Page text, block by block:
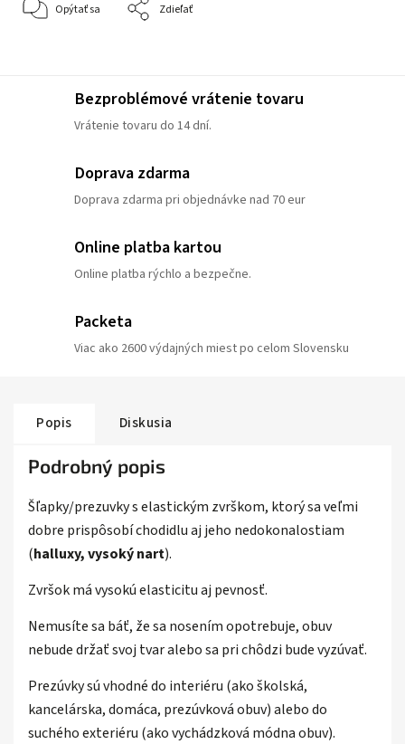
Opýtať sa Zdieľať
Bezproblémové vrátenie tovaru
Vrátenie tovaru do 14 dní.
Doprava zdarma
Doprava zdarma pri objednávke nad 70 eur
Online platba kartou
Online platba rýchlo a bezpečne.
Packeta
Viac ako 2600 výdajných miest po celom Slovensku
Popis Diskusia
Podrobný popis
Šľapky/prezuvky s elastickým zvrškom, ktorý sa veľmi
dobre prispôsobí chodidlu aj jeho nedokonalostiam
(halluxy, vysoký nart).
Zvršok má vysokú elasticitu aj pevnosť.
Nemusíte sa báť, že sa nosením opotrebuje, obuv
nebude držať svoj tvar alebo sa pri chôdzi bude vyzúvať.
Prezúvky sú vhodné do interiéru (ako školská,
kancelárska, domáca, prezúvková obuv) alebo do
suchého exteriéru (ako vychádzková módna obuv).